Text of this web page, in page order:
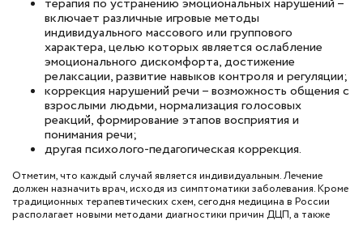
включает различные игровые методы
индивидуального массового или группового
характера, целью которых является ослабление
эмоционального дискомфорта, достижение
релаксации, развитие навыков контроля и регуляции;
коррекция нарушений речи – возможность общения с
взрослыми людьми, нормализация голосовых
реакций, формирование этапов восприятия и
понимания речи;
другая психолого-педагогическая коррекция.
Отметим, что каждый случай является индивидуальным. Лечение
должен назначить врач, исходя из симптоматики заболевания. Кроме
традиционных терапевтических схем, сегодня медицина в России
располагает новыми методами диагностики причин ДЦП, а также